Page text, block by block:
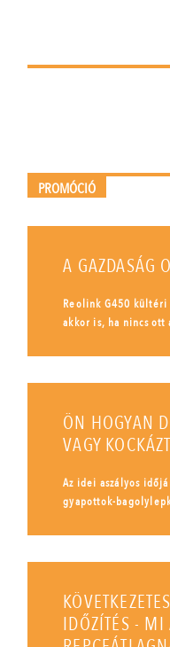
PROMÓCIÓ
A GAZDASÁG
Reolink G450
akkor is, ha nincs ott
ÖN HOGYAN
VAGY
Az idei aszályos
gyapottok-
IDŐZÍTÉS -